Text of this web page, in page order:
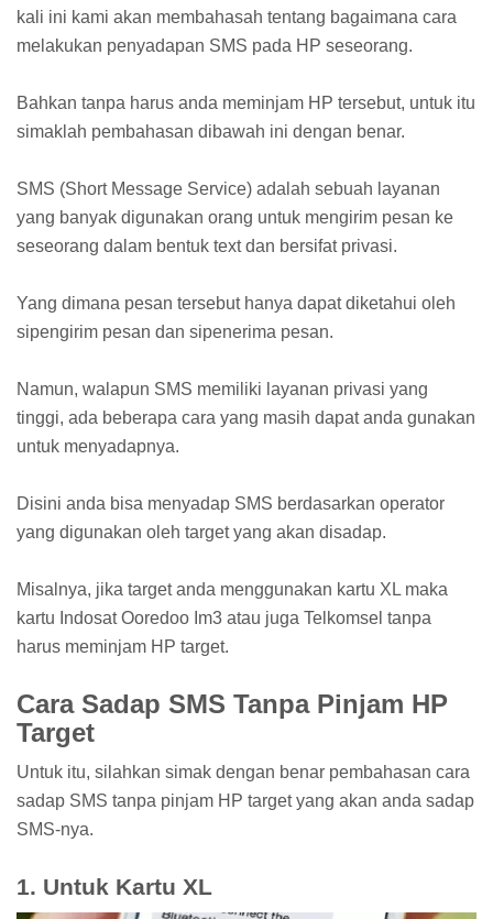
kali ini kami akan membahasah tentang bagaimana cara
melakukan penyadapan SMS pada HP seseorang.
Bahkan tanpa harus anda meminjam HP tersebut, untuk itu
simaklah pembahasan dibawah ini dengan benar.
SMS (Short Message Service) adalah sebuah layanan
yang banyak digunakan orang untuk mengirim pesan ke
seseorang dalam bentuk text dan bersifat privasi.
Yang dimana pesan tersebut hanya dapat diketahui oleh
sipengirim pesan dan sipenerima pesan.
Namun, walapun SMS memiliki layanan privasi yang
tinggi, ada beberapa cara yang masih dapat anda gunakan
untuk menyadapnya.
Disini anda bisa menyadap SMS berdasarkan operator
yang digunakan oleh target yang akan disadap.
Misalnya, jika target anda menggunakan kartu XL maka
kartu Indosat Ooredoo Im3 atau juga Telkomsel tanpa
harus meminjam HP target.
Cara Sadap SMS Tanpa Pinjam HP
Target
Untuk itu, silahkan simak dengan benar pembahasan cara
sadap SMS tanpa pinjam HP target yang akan anda sadap
SMS-nya.
1. Untuk Kartu XL